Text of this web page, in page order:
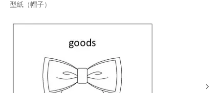
型紙（帽子）